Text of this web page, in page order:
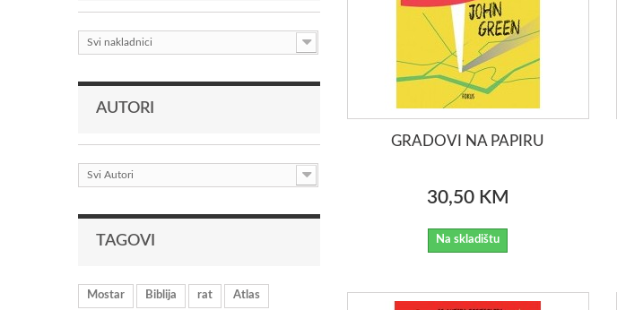
Svi nakladnici
AUTORI
Svi Autori
TAGOVI
Mostar Biblija rat Atlas
GRADOVI NA PAPIRU
30,50 KM
Na skladištu